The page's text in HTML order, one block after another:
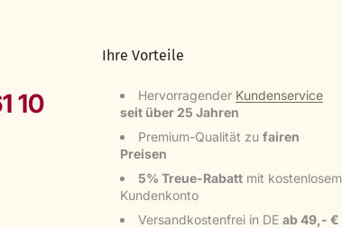
10
Ihre Vorteile
Hervorragender Kundenservice
seit über 25 Jahren
Premium-Qualität zu fairen
Preisen
5% Treue-Rabatt mit kostenlosem
Kundenkonto
Versandkostenfrei in DE ab 49,- €